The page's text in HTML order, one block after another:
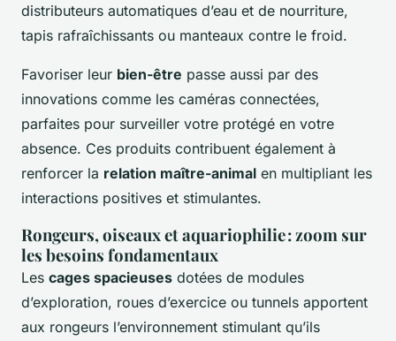
distributeurs automatiques d’eau et de nourriture,
tapis rafraîchissants ou manteaux contre le froid.
Favoriser leur bien-être passe aussi par des
innovations comme les caméras connectées,
parfaites pour surveiller votre protégé en votre
absence. Ces produits contribuent également à
renforcer la relation maître-animal en multipliant les
interactions positives et stimulantes.
Rongeurs, oiseaux et aquariophilie : zoom sur
les besoins fondamentaux
Les cages spacieuses dotées de modules
d’exploration, roues d’exercice ou tunnels apportent
aux rongeurs l’environnement stimulant qu’ils